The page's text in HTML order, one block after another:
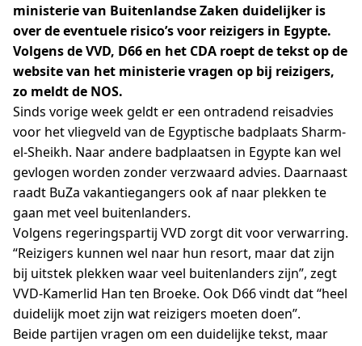
ministerie van Buitenlandse Zaken duidelijker is
over de eventuele risico’s voor reizigers in Egypte.
Volgens de VVD, D66 en het CDA roept de tekst op de
website van het ministerie vragen op bij reizigers,
zo meldt de NOS.
Sinds vorige week geldt er een ontradend reisadvies
voor het vliegveld van de Egyptische badplaats Sharm-
el-Sheikh. Naar andere badplaatsen in Egypte kan wel
gevlogen worden zonder verzwaard advies. Daarnaast
raadt BuZa vakantiegangers ook af naar plekken te
gaan met veel buitenlanders.
Volgens regeringspartij VVD zorgt dit voor verwarring.
“Reizigers kunnen wel naar hun resort, maar dat zijn
bij uitstek plekken waar veel buitenlanders zijn”, zegt
VVD-Kamerlid Han ten Broeke. Ook D66 vindt dat “heel
duidelijk moet zijn wat reizigers moeten doen”.
Beide partijen vragen om een duidelijke tekst, maar